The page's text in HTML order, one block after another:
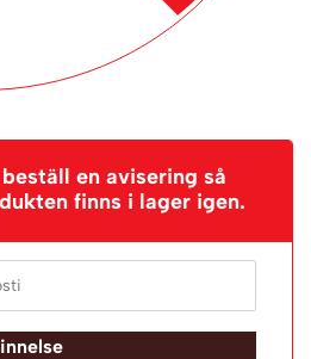
en avisering så
finns i lager igen.